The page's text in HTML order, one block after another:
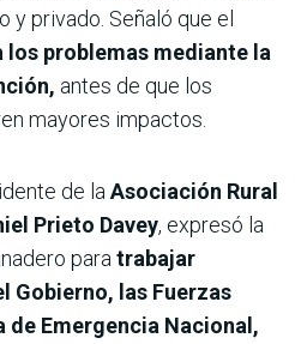
privado. Señaló que el
problemas mediante la
antes de que los
mayores impactos.
de laAsociación Rural
Prieto Davey, expresó la
paratrabajar
Gobierno, las Fuerzas
de Emergencia Nacional,